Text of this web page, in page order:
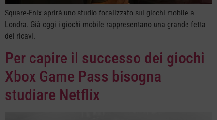
Square-Enix aprirà uno studio focalizzato sui giochi mobile a
Londra. Già oggi i giochi mobile rappresentano una grande fetta
dei ricavi.
Per capire il successo dei giochi
Xbox Game Pass bisogna
studiare Netflix